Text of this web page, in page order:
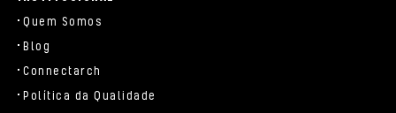
Quem Somos
Blog
Connectarch
Política da Qualidade